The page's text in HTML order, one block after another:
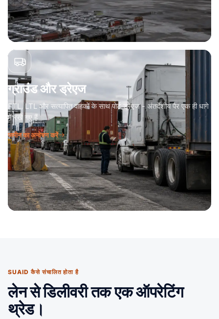
ग्राउंड और ड्रेएज
FTL, LTL और सत्यापित वाहकों के साथ पोर्ट ड्रेएज - अंतर्देशीय पैर एक ही धागे
में रखे गए हैं।
जमीन का अन्वेषण करें
SUAID कैसे संचालित होता है
लेन से डिलीवरी तक एक ऑपरेटिंग
थ्रेड।